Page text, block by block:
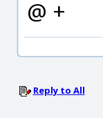
@ +
Reply to All